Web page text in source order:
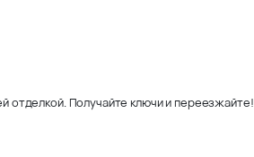
отделкой. Получайте ключи и переезжайте!